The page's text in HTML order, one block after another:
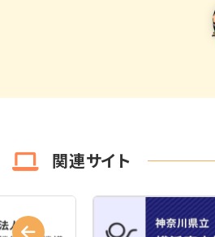
関連サイト